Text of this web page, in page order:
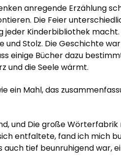
anregende Erzählung
Die Feier
jeder Kinderbibliothek macht.
und Stolz. Die Geschichte
einige Bücher dazu
und die Seele wärmt.
ein Mahl, das
und Die große
entfaltete, fand ich mich
tief beunruhigend war,